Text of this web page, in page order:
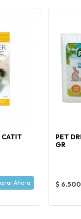
CATIT
Ahora
PET
GR
$ 6.500